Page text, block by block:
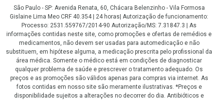
São Paulo - SP: Avenida Renata, 60, Chácara Belenzinho - Vila Formosa
Gislaine Lima Meo CRF 40.354 | 24 horas| Autorização de funcionamento:
Processo: 2531.559767/2014-90 Autorização/MS: 7.31847.3 | As
informações contidas neste site, como promoções e ofertas de remédios e
medicamentos, não devem ser usadas para automedicação e não
substituem, em hipótese alguma, a medicação prescrita pelo profissional da
área médica. Somente o médico está em condições de diagnosticar
qualquer problema de saúde e prescrever o tratamento adequado. Os
preços e as promoções são válidos apenas para compras via internet. As
fotos contidas em nosso site são meramente ilustrativas. *Preços e
disponibilidade sujeitos a alterações no decorrer do dia. Antibióticos e